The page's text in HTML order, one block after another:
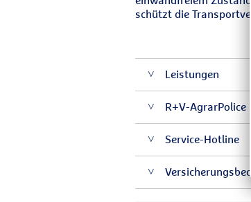
schützt die
Leistungen
R+V-AgrarPolice
Service-Hotline